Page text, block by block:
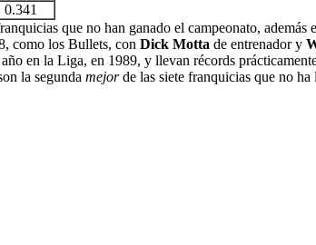
0.341
que no han ganado el campeonato, además
como los Bullets, con Dick Motta de entrenador y
en la Liga, en 1989, y llevan récords
la segunda mejorde las siete franquicias que no